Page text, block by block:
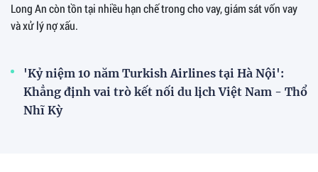
Long An còn tồn tại nhiều hạn chế trong cho vay, giám sát vốn vay
và xử lý nợ xấu.
'Kỷ niệm 10 năm Turkish Airlines tại Hà Nội':
Khẳng định vai trò kết nối du lịch Việt Nam - Thổ
Nhĩ Kỳ